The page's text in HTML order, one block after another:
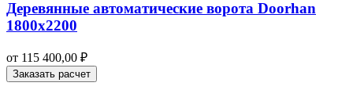
Деревянные автоматические ворота Doorhan
1800х2200
от 115 400,00 ₽
Заказать расчет